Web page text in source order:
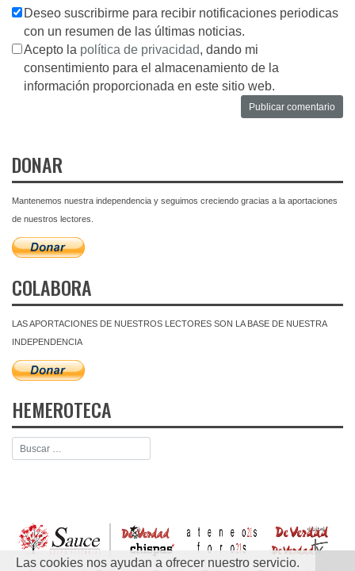
Deseo suscribirme para recibir notificaciones periodicas
con un resumen de las últimas noticias.
Acepto la política de privacidad, dando mi
consentimiento para el almacenamiento de la
información proporcionada en este sitio web.
DONAR
Mantenemos nuestra independencia y seguimos creciendo gracias a la aportaciones
de nuestros lectores.
COLABORA
LAS APORTACIONES DE NUESTROS LECTORES SON LA BASE DE NUESTRA
INDEPENDENCIA
HEMEROTECA
Las cookies nos ayudan a ofrecer nuestro servicio.